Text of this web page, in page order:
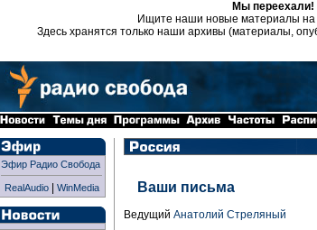
Мы переехали!
Ищите наши новые материалы на
Здесь хранятся только наши архивы (материалы,
Эфир Радио Свобода
RealAudio| WinMedia Ваши письма
Ведущий Анатолий Стреляный